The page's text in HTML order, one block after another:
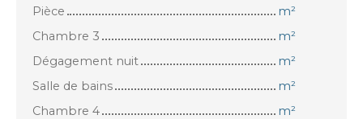
Pièce
m²
Chambre 3
m²
Dégagement nuit
m²
Salle de bains
m²
Chambre 4
m²